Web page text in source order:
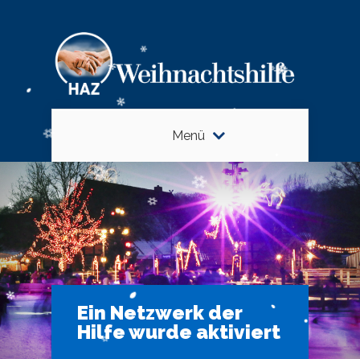
Menü
Ein Netzwerk der
Hilfe wurde aktiviert